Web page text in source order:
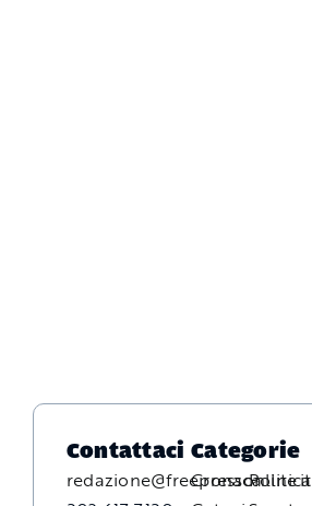
Contattaci
redazione@freepressonline.it
Categorie
CronacaPolitica